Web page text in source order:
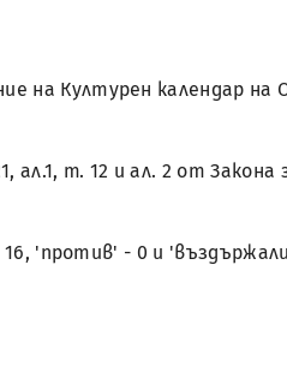
на Културен календар на
ал.1, т. 12 и ал. 2 от
16, 'против' - 0 и